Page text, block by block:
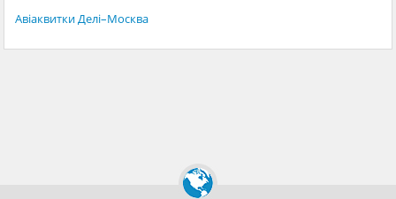
Авіаквитки Делі–Москва